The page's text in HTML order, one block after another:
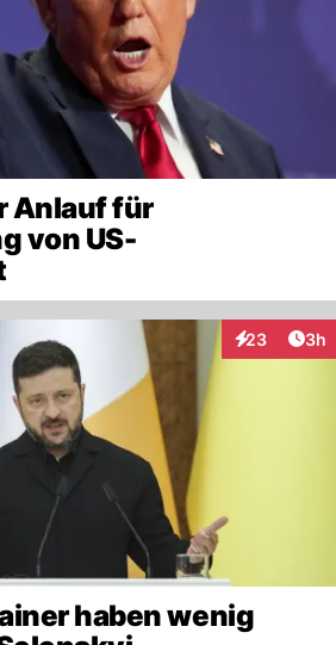
Anlauf für
von US-
23
Interaktionen
3h
haben wenig